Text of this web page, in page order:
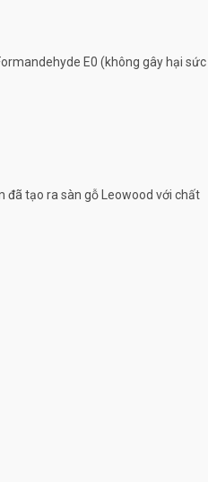
E0 (không gây hại sức
đã tạo ra sàn gỗ Leowood với chất